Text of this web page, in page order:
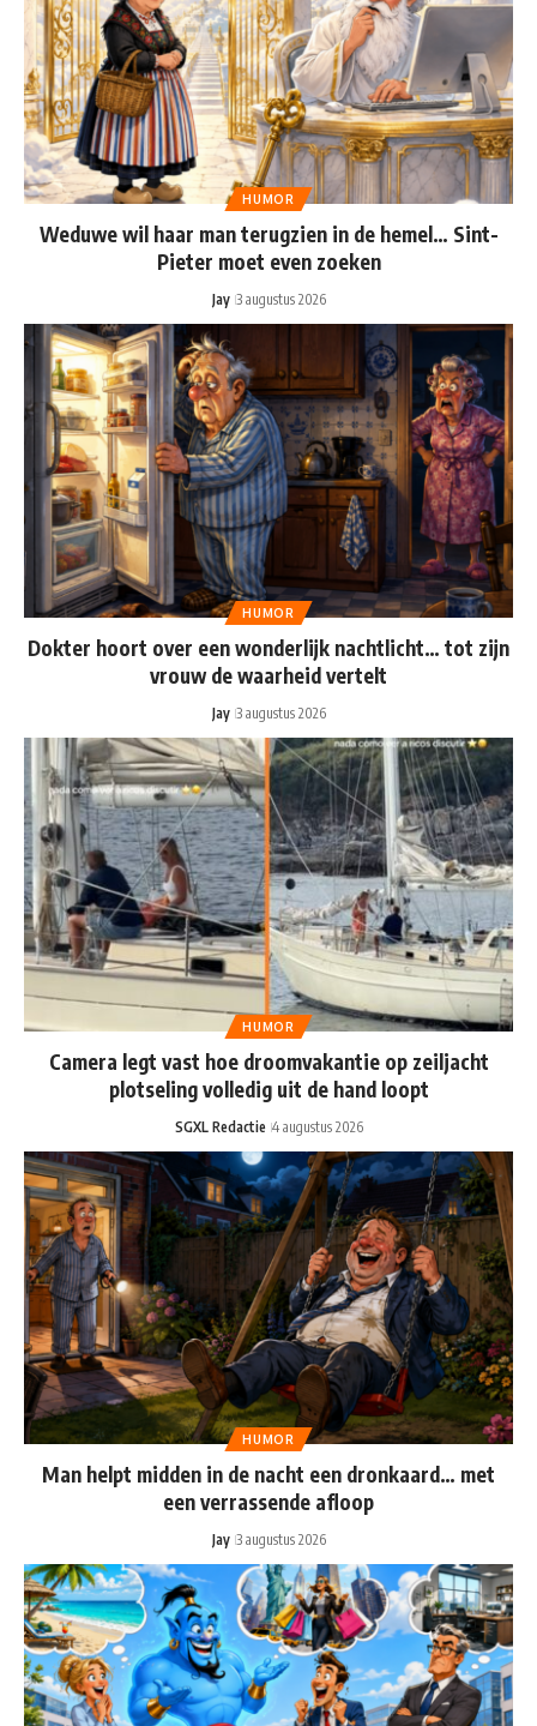
HUMOR
Weduwe wil haar man terugzien in de hemel… Sint-
Pieter moet even zoeken
Jay 3 augustus 2026
HUMOR
Dokter hoort over een wonderlijk nachtlicht… tot zijn
vrouw de waarheid vertelt
Jay 3 augustus 2026
HUMOR
Camera legt vast hoe droomvakantie op zeiljacht
plotseling volledig uit de hand loopt
SGXL Redactie 4 augustus 2026
HUMOR
Man helpt midden in de nacht een dronkaard… met
een verrassende afloop
Jay 3 augustus 2026